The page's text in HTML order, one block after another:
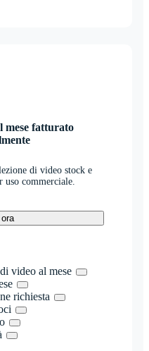
mese fatturato
di video stock e
uso commerciale.
video al mese
richiesta